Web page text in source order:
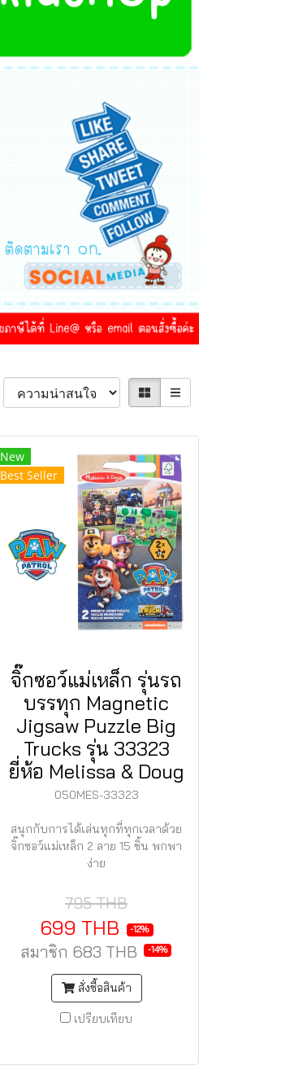
New
Best Seller
จิ๊กซอว์แม่เหล็ก รุ่นรถ
บรรทุก Magnetic
Jigsaw Puzzle Big
Trucks รุ่น 33323
ยี่ห้อ Melissa & Doug
050MES-33323
สนุกกับการได้เล่นทุกที่ทุกเวลาด้วย
จิ๊กซอว์แม่เหล็ก 2 ลาย 15 ชิ้น พกพา
ง่าย
795 THB
699 THB -12%
สมาชิก 683 THB -14%
สั่งซื้อสินค้า
เปรียบเทียบ